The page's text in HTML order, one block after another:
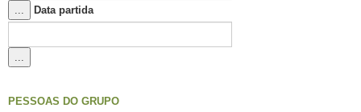
... Data partida
...
PESSOAS DO GRUPO